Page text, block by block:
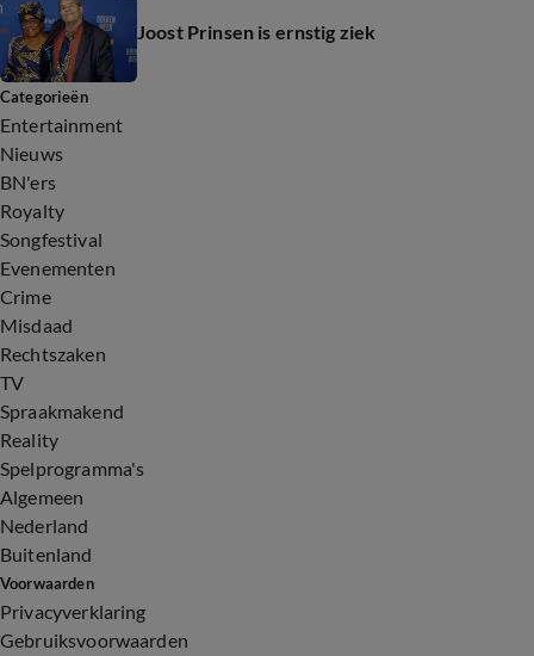
Joost Prinsen is ernstig ziek
Categorieën
Entertainment
Nieuws
BN'ers
Royalty
Songfestival
Evenementen
Crime
Misdaad
Rechtszaken
TV
Spraakmakend
Reality
Spelprogramma's
Algemeen
Nederland
Buitenland
Voorwaarden
Privacyverklaring
Gebruiksvoorwaarden